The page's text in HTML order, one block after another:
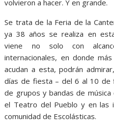
volvieron a hacer. Y en grande.
Se trata de la Feria de la
ya 38 años se realiza en
viene no solo con
internacionales, en donde
acudan a esta, podrán
días de fiesta – del 6 al 10 de
de grupos y bandas de
el Teatro del Pueblo y en las
comunidad de Escolásticas.